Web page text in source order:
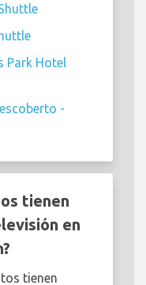
Park Hotel
-
tienen
en
tienen